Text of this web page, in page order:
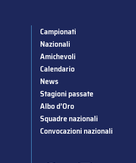
Campionati
Nazionali
Amichevoli
Calendario
News
Stagioni passate
Albo d’Oro
Squadre nazionali
Convocazioni nazionali